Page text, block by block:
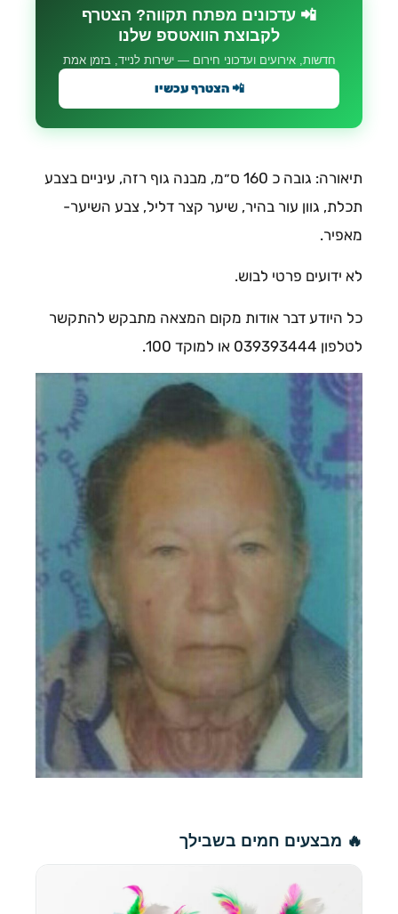
📲 עדכונים מפתח תקווה? הצטרף
לקבוצת הוואטספ שלנו
חדשות, אירועים ועדכוני חירום — ישירות לנייד, בזמן אמת
📲 הצטרף עכשיו
תיאורה: גובה כ 160 ס״מ, מבנה גוף רזה, עיניים בצבע
תכלת, גוון עור בהיר, שיער קצר דליל, צבע השיער-
מאפיר.
לא ידועים פרטי לבוש.
כל היודע דבר אודות מקום המצאה מתבקש להתקשר
לטלפון 039393444 או למוקד 100.
🔥 מבצעים חמים בשבילך